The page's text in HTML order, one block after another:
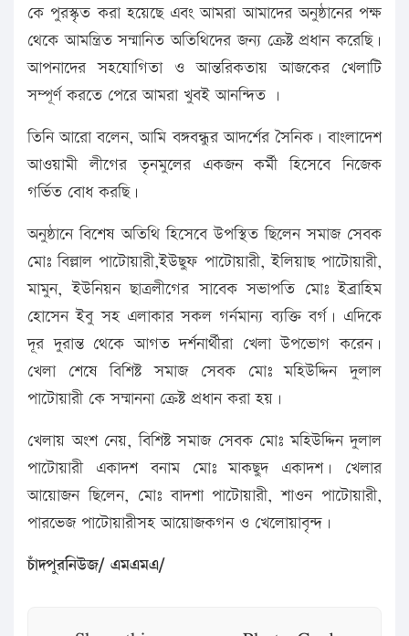
কে পুরস্কৃত করা হয়েছে এবং আমরা আমাদের অনুষ্ঠানের পক্ষ
থেকে আমন্ত্রিত সন্মানিত অতিথিদের জন্য ক্রেষ্ট প্রধান করেছি।
আপনাদের সহযোগিতা ও আন্তরিকতায় আজকের খেলাটি
সম্পূর্ণ করতে পেরে আমরা খুবই আনন্দিত ।
তিনি আরো বলেন, আমি বঙ্গবন্ধুর আদর্শের সৈনিক। বাংলাদেশ
আওয়ামী লীগের তৃনমুলের একজন কর্মী হিসেবে নিজেক
গর্ভিত বোধ করছি।
অনুষ্ঠানে বিশেষ অতিথি হিসেবে উপস্থিত ছিলেন সমাজ সেবক
মোঃ বিল্লাল পাটোয়ারী,ইউছুফ পাটোয়ারী, ইলিয়াছ পাটোয়ারী,
মামুন, ইউনিয়ন ছাত্রলীগের সাবেক সভাপতি মোঃ ইব্রাহিম
হোসেন ইবু সহ এলাকার সকল গর্নমান্য ব্যক্তি বর্গ। এদিকে
দূর দুরান্ত থেকে আগত দর্শনার্থীরা খেলা উপভোগ করেন।
খেলা শেষে বিশিষ্ট সমাজ সেবক মোঃ মহিউদ্দিন দুলাল
পাটোয়ারী কে সম্মাননা ক্রেষ্ট প্রধান করা হয়।
খেলায় অংশ নেয়, বিশিষ্ট সমাজ সেবক মোঃ মহিউদ্দিন দুলাল
পাটোয়ারী একাদশ বনাম মোঃ মাকছুদ একাদশ। খেলার
আয়োজন ছিলেন, মোঃ বাদশা পাটোয়ারী, শাওন পাটোয়ারী,
পারভেজ পাটোয়ারীসহ আয়োজকগন ও খেলোয়াবৃন্দ।
চাঁদপুরনিউজ/ এমএমএ/